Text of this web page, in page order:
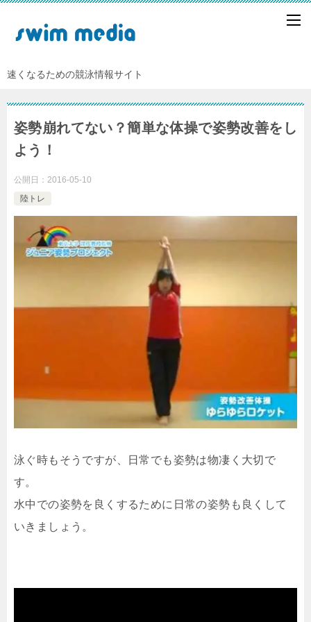
速くなるための競泳情報サイト
姿勢崩れてない？簡単な体操で姿勢改善をし
よう！
公開日： 2016-05-10
陸トレ
泳ぐ時もそうですが、日常でも姿勢は物凄く大切で
す。
水中での姿勢を良くするために日常の姿勢も良くして
いきましょう。